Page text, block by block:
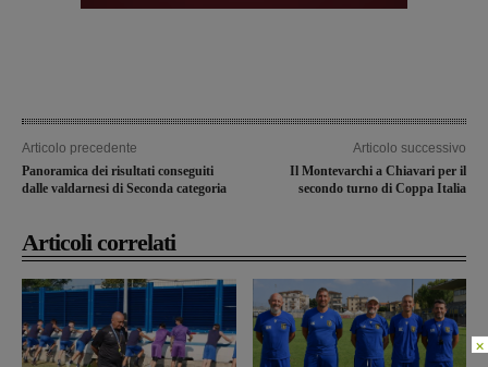
Articolo precedente
Panoramica dei risultati conseguiti
dalle valdarnesi di Seconda categoria
Articolo successivo
Il Montevarchi a Chiavari per il
secondo turno di Coppa Italia
Articoli correlati
×